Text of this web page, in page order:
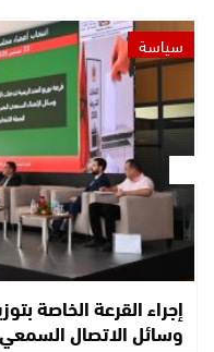
سياسة
إجراء القرعة الخاصة
وسائل الاتصال